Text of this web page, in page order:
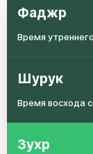
Фаджр
Время
Шурук
Время восхода
Зухр